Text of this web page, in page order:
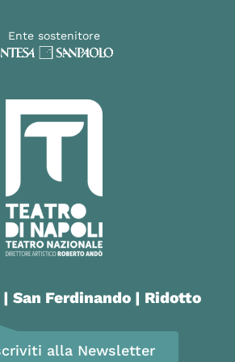
Ente sostenitore
San Ferdinando | Ridotto
alla Newsletter